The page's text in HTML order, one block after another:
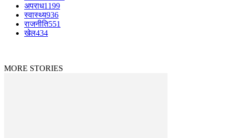
अपराध1199
स्वास्थ्य936
राजनीति551
खेल434
MORE STORIES